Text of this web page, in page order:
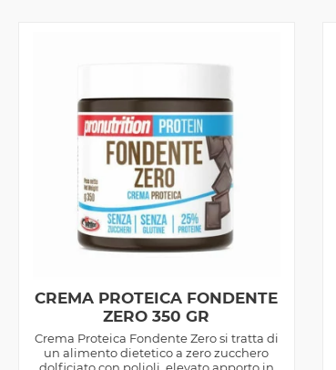
CREMA PROTEICA FONDENTE
ZERO 350 GR
Crema Proteica Fondente Zero si tratta di
un alimento dietetico a zero zucchero